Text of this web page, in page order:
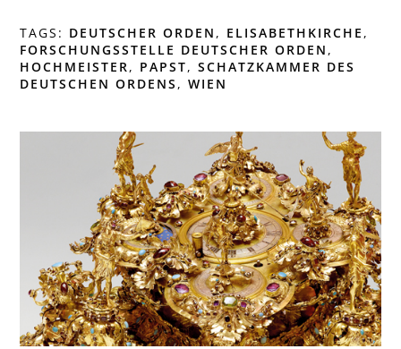
TAGS: DEUTSCHER ORDEN , ELISABETHKIRCHE ,
FORSCHUNGSSTELLE DEUTSCHER ORDEN ,
HOCHMEISTER , PAPST,SCHATZKAMMER DES
DEUTSCHEN ORDENS ,WIEN